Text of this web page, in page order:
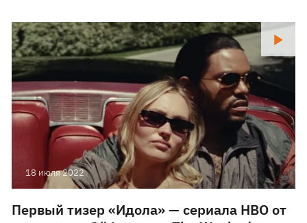
18 июля 2022
Первый тизер «Идола» — сериала HBO от